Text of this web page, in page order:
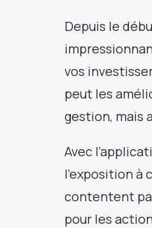
Depuis le
vos
peut les
gestion, mais
Avec
l’exposition à
contentent
pour les